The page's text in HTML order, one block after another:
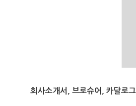
회사소개서, 브로슈어, 카달로